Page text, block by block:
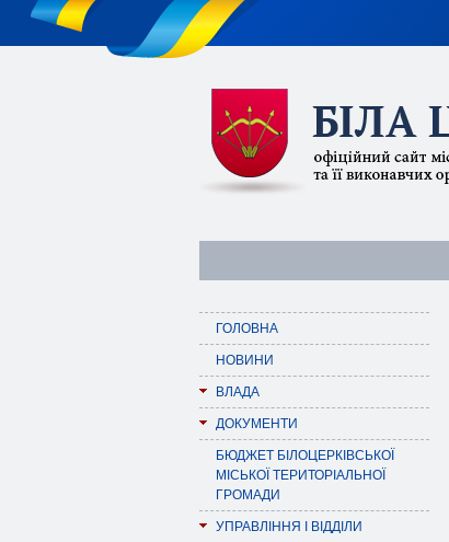
ГОЛОВНА
НОВИНИ
ВЛАДА
ДОКУМЕНТИ
БЮДЖЕТ БІЛОЦЕРКІВСЬКОЇ
МІСЬКОЇ ТЕРИТОРІАЛЬНОЇ
ГРОМАДИ
УПРАВЛІННЯ І ВІДДІЛИ